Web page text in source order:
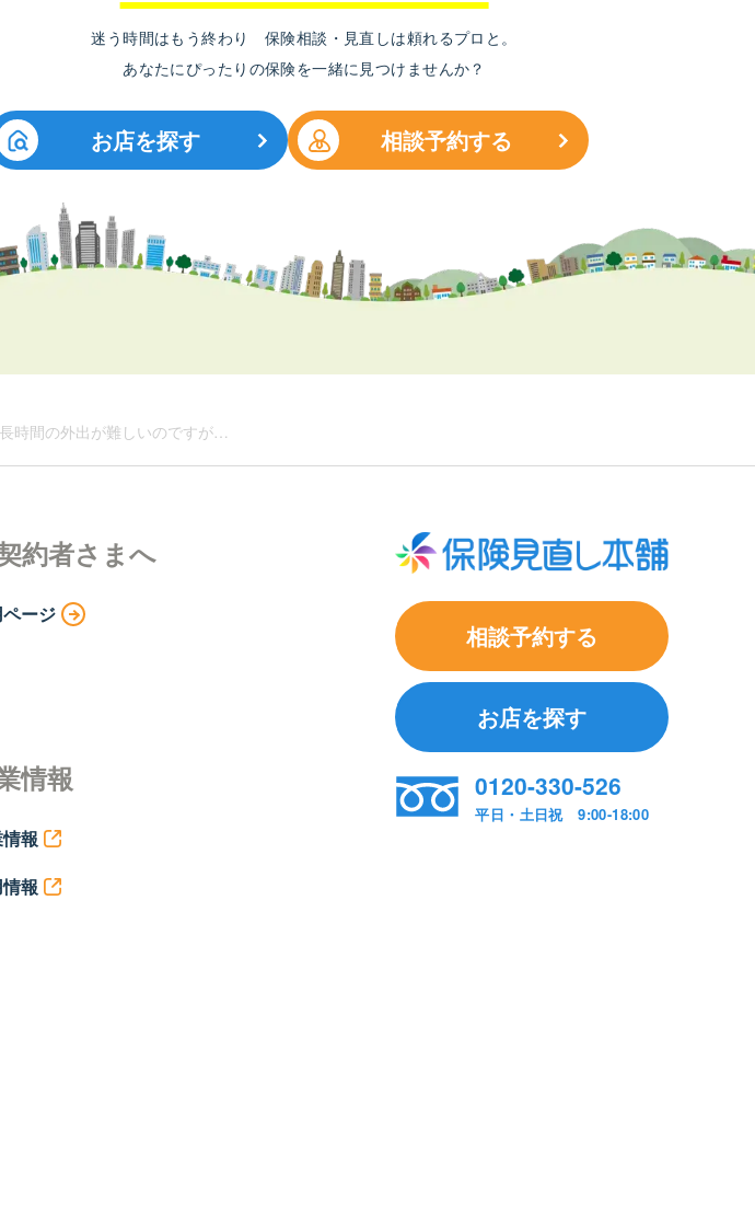
迷う時間はもう終わり 保険相談・見直しは頼れるプロと。
あなたにぴったりの保険を一緒に見つけませんか？
お店を探す 相談予約する
時間の外出が難しいのですが…
相談予約する
お店を探す
0120-330-526
平日・土日祝 9:00-18:00
約者さまへ
ージ
情報
報
報